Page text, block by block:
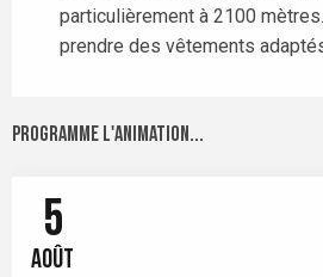
particulièrement à 2100
prendre des vêtements
Programme l'animation...
5
AOÛT